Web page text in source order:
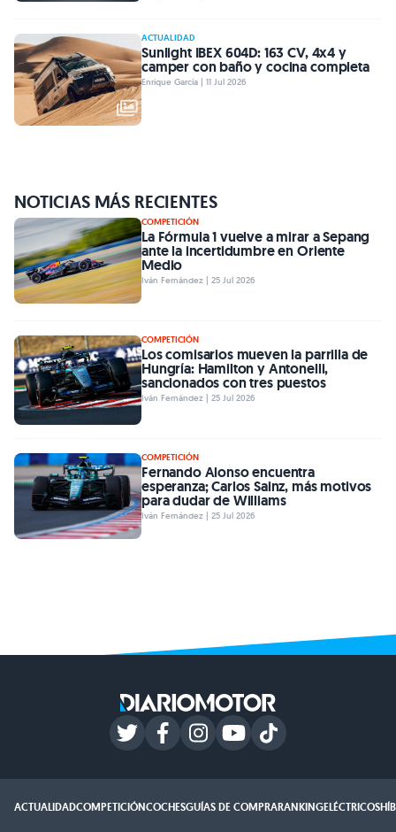
ACTUALIDAD
Sunlight IBEX 604D: 163 CV, 4x4 y
camper con baño y cocina completa
Enrique García | 11 Jul 2026
NOTICIAS MÁS RECIENTES
COMPETICIÓN
La Fórmula 1 vuelve a mirar a Sepang
ante la incertidumbre en Oriente
Medio
Iván Fernández | 25 Jul 2026
COMPETICIÓN
Los comisarios mueven la parrilla de
Hungría: Hamilton y Antonelli,
sancionados con tres puestos
Iván Fernández | 25 Jul 2026
COMPETICIÓN
Fernando Alonso encuentra
esperanza; Carlos Sainz, más motivos
para dudar de Williams
Iván Fernández | 25 Jul 2026
ACTUALIDADCOMPETICIÓNCOCHESGUÍAS DE COMPRARANKINGELÉCTRICOS